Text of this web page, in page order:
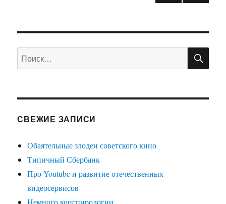
только)
записям
Я
СТРА
А
Искать:
СВЕЖИЕ ЗАПИСИ
Обаятельные злодеи советского кино
Типичный Сбербанк
Про Youtube и развитие отечественных
видеосервисов
Немного конспирологии